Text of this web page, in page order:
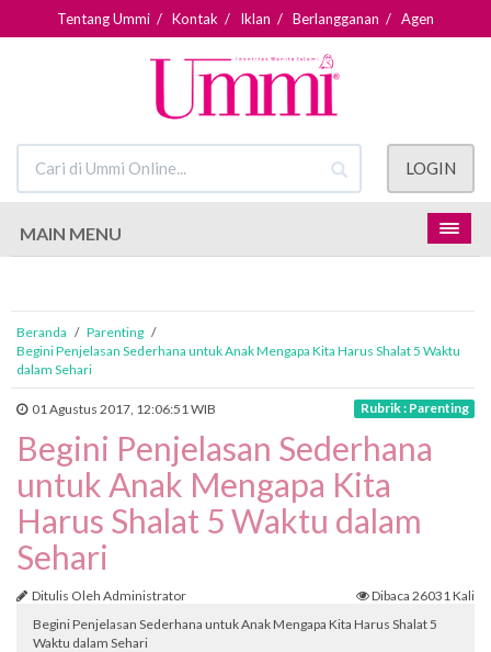
Tentang Ummi / Kontak / Iklan / Berlangganan / Agen
LOGIN
MAIN MENU
Beranda / Parenting /
Begini Penjelasan Sederhana untuk Anak Mengapa Kita Harus Shalat 5 Waktu
dalam Sehari
01 Agustus 2017, 12:06:51 WIB Rubrik : Parenting
Begini Penjelasan Sederhana
untuk Anak Mengapa Kita
Harus Shalat 5 Waktu dalam
Sehari
Ditulis Oleh Administrator
Dibaca 26031 Kali
Begini Penjelasan Sederhana untuk Anak Mengapa Kita Harus Shalat 5
Waktu dalam Sehari